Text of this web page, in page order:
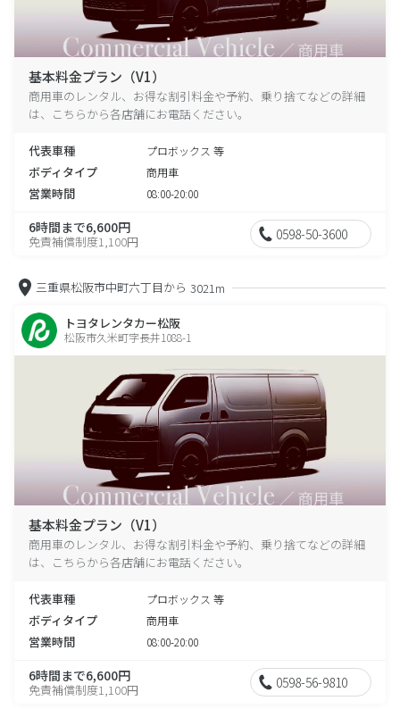
基本料金プラン（V1）
商用車のレンタル、お得な割引料金や予約、乗り捨てなどの詳細
は、こちらから各店舗にお電話ください。
代表車種 プロボックス 等
ボディタイプ 商用車
営業時間 08:00-20:00
6時間まで6,600円
免責補償制度1,100円 0598-50-3600
三重県松阪市中町六丁目から 3021m
トヨタレンタカー松阪
松阪市久米町字長井1088-1
基本料金プラン（V1）
商用車のレンタル、お得な割引料金や予約、乗り捨てなどの詳細
は、こちらから各店舗にお電話ください。
代表車種 プロボックス 等
ボディタイプ 商用車
営業時間 08:00-20:00
6時間まで6,600円
免責補償制度1,100円 0598-56-9810